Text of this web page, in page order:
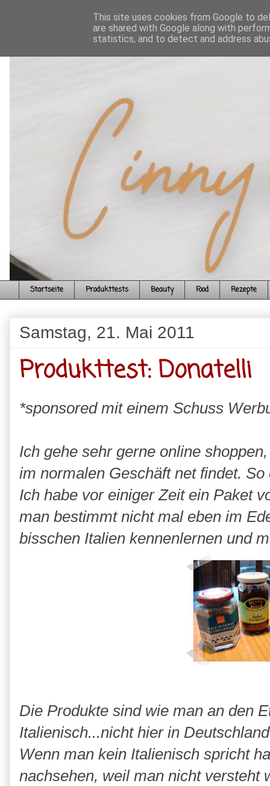
Startseite Produkttests Beauty Food Rezepte
Samstag, 21. Mai 2011
Produkttest: Donatelli
*sponsored mit einem Schuss
Ich gehe sehr gerne online
im normalen Geschäft net findet.
Ich habe vor einiger Zeit ein Paket
man bestimmt nicht mal eben im
bisschen Italien kennenlernen und
Die Produkte sind wie man an den
Italienisch...nicht hier in
Wenn man kein Italienisch spricht
nachsehen, weil man nicht versteht
This site uses cookies from Google to
are shared with Google along with
statistics, and to detect and address